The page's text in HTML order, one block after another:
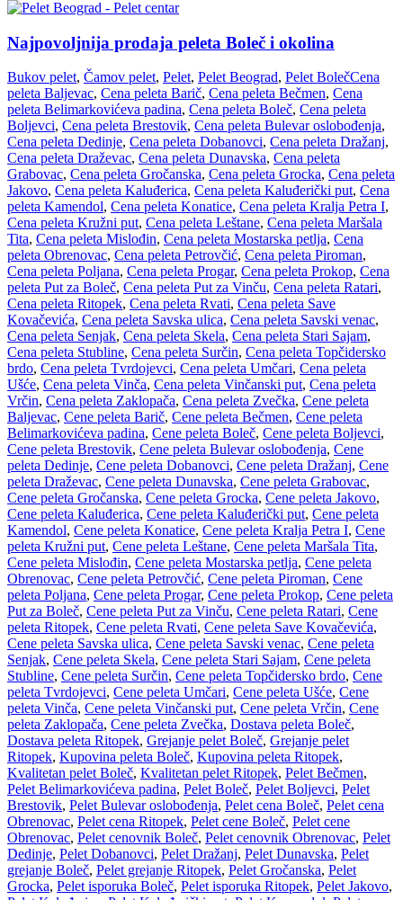
Najpovoljnija prodaja peleta Boleč i okolina
Bukov pelet, Čamov pelet, Pelet, Pelet Beograd, Pelet BolečCena
peleta Baljevac, Cena peleta Barič, Cena peleta Bečmen, Cena
peleta Belimarkovićeva padina, Cena peleta Boleč, Cena peleta
Boljevci, Cena peleta Brestovik, Cena peleta Bulevar oslobođenja,
Cena peleta Dedinje, Cena peleta Dobanovci, Cena peleta Dražanj,
Cena peleta Draževac, Cena peleta Dunavska, Cena peleta
Grabovac, Cena peleta Gročanska, Cena peleta Grocka, Cena peleta
Jakovo, Cena peleta Kaluđerica, Cena peleta Kaluđerički put, Cena
peleta Kamendol, Cena peleta Konatice, Cena peleta Kralja Petra I,
Cena peleta Kružni put, Cena peleta Leštane, Cena peleta Maršala
Tita, Cena peleta Mislođin, Cena peleta Mostarska petlja, Cena
peleta Obrenovac, Cena peleta Petrovčić, Cena peleta Piroman,
Cena peleta Poljana, Cena peleta Progar, Cena peleta Prokop, Cena
peleta Put za Boleč, Cena peleta Put za Vinču, Cena peleta Ratari,
Cena peleta Ritopek, Cena peleta Rvati, Cena peleta Save
Kovačevića, Cena peleta Savska ulica, Cena peleta Savski venac,
Cena peleta Senjak, Cena peleta Skela, Cena peleta Stari Sajam,
Cena peleta Stubline, Cena peleta Surčin, Cena peleta Topčidersko
brdo, Cena peleta Tvrdojevci, Cena peleta Umčari, Cena peleta
Ušće, Cena peleta Vinča, Cena peleta Vinčanski put, Cena peleta
Vrčin, Cena peleta Zaklopača, Cena peleta Zvečka, Cene peleta
Baljevac, Cene peleta Barič, Cene peleta Bečmen, Cene peleta
Belimarkovićeva padina, Cene peleta Boleč, Cene peleta Boljevci,
Cene peleta Brestovik, Cene peleta Bulevar oslobođenja, Cene
peleta Dedinje, Cene peleta Dobanovci, Cene peleta Dražanj, Cene
peleta Draževac, Cene peleta Dunavska, Cene peleta Grabovac,
Cene peleta Gročanska, Cene peleta Grocka, Cene peleta Jakovo,
Cene peleta Kaluđerica, Cene peleta Kaluđerički put, Cene peleta
Kamendol, Cene peleta Konatice, Cene peleta Kralja Petra I, Cene
peleta Kružni put, Cene peleta Leštane, Cene peleta Maršala Tita,
Cene peleta Mislođin, Cene peleta Mostarska petlja, Cene peleta
Obrenovac, Cene peleta Petrovčić, Cene peleta Piroman, Cene
peleta Poljana, Cene peleta Progar, Cene peleta Prokop, Cene peleta
Put za Boleč, Cene peleta Put za Vinču, Cene peleta Ratari, Cene
peleta Ritopek, Cene peleta Rvati, Cene peleta Save Kovačevića,
Cene peleta Savska ulica, Cene peleta Savski venac, Cene peleta
Senjak, Cene peleta Skela, Cene peleta Stari Sajam, Cene peleta
Stubline, Cene peleta Surčin, Cene peleta Topčidersko brdo, Cene
peleta Tvrdojevci, Cene peleta Umčari, Cene peleta Ušće, Cene
peleta Vinča, Cene peleta Vinčanski put, Cene peleta Vrčin, Cene
peleta Zaklopača, Cene peleta Zvečka, Dostava peleta Boleč,
Dostava peleta Ritopek, Grejanje pelet Boleč, Grejanje pelet
Ritopek, Kupovina peleta Boleč, Kupovina peleta Ritopek,
Kvalitetan pelet Boleč, Kvalitetan pelet Ritopek, Pelet Bečmen,
Pelet Belimarkovićeva padina, Pelet Boleč, Pelet Boljevci, Pelet
Brestovik, Pelet Bulevar oslobođenja, Pelet cena Boleč, Pelet cena
Obrenovac, Pelet cena Ritopek, Pelet cene Boleč, Pelet cene
Obrenovac, Pelet cenovnik Boleč, Pelet cenovnik Obrenovac, Pelet
Dedinje, Pelet Dobanovci, Pelet Dražanj, Pelet Dunavska, Pelet
grejanje Boleč, Pelet grejanje Ritopek, Pelet Gročanska, Pelet
Grocka, Pelet isporuka Boleč, Pelet isporuka Ritopek, Pelet Jakovo,